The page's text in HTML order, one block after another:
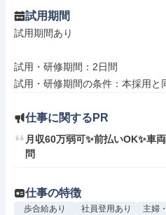
試用期間
試用期間あり
試用・研修期間：2日間
仕事に関するPR
月収60万弱可✨前払いOK✨車
問
仕事の特徴
歩合給あり 社員登用あり 主婦